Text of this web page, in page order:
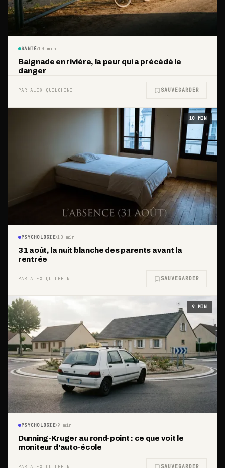
SANTÉ 10 min
Baignade en rivière, la peur qui a précédé le
danger
PAR ALEX QUILGHINI SAUVEGARDER
10 MIN
PSYCHOLOGIE 10 min
31 août, la nuit blanche des parents avant la
rentrée
PAR ALEX QUILGHINI SAUVEGARDER
9 MIN
PSYCHOLOGIE 9 min
Dunning-Kruger au rond-point : ce que voit le
moniteur d'auto-école
SAUVEGARDER